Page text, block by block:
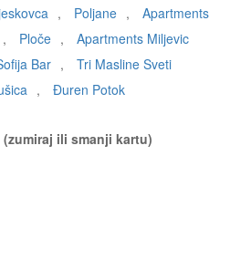
, Poljane ,
Apartments
, Ploče ,
Apartments Miljevic
Bar ,
Tri Masline Sveti
, Đuren Potok
ili smanji kartu)